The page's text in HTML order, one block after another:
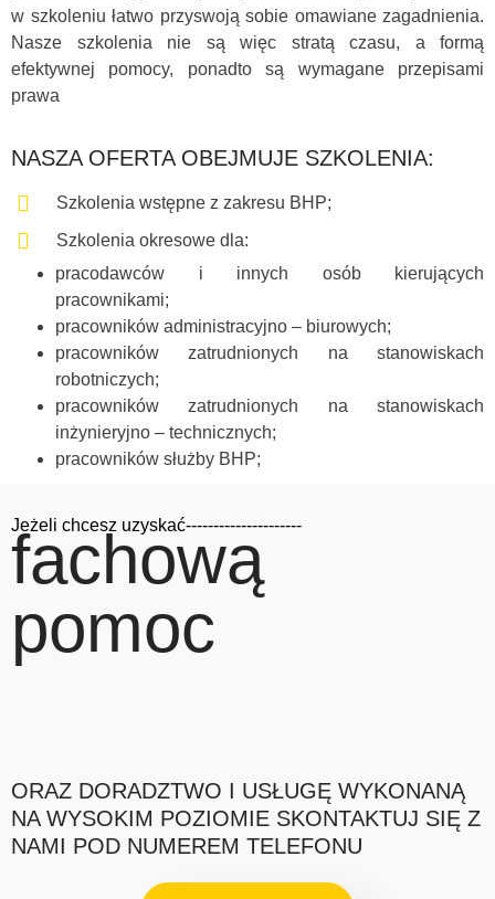
w szkoleniu łatwo przyswoją sobie omawiane zagadnienia.
Nasze szkolenia nie są więc stratą czasu, a formą
efektywnej pomocy, ponadto są wymagane przepisami
prawa
NASZA OFERTA OBEJMUJE SZKOLENIA:
Szkolenia wstępne z zakresu BHP;
Szkolenia okresowe dla:
pracodawców i innych osób kierujących
pracownikami;
pracowników administracyjno – biurowych;
pracowników zatrudnionych na stanowiskach
robotniczych;
pracowników zatrudnionych na stanowiskach
inżynieryjno – technicznych;
pracowników służby BHP;
Jeżeli chcesz uzyskać---------------------
fachową
pomoc
ORAZ DORADZTWO I USŁUGĘ WYKONANĄ
NA WYSOKIM POZIOMIE SKONTAKTUJ SIĘ Z
NAMI POD NUMEREM TELEFONU